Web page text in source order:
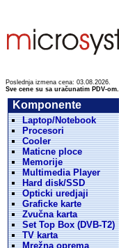
Poslednja izmena cena: 03.08.2026.
Sve cene su sa uračunatim PDV-om.
Komponente
Laptop/Notebook
Procesori
Cooler
Maticne ploce
Memorije
Multimedia Player
Hard disk/SSD
Opticki uredjaji
Graficke karte
Zvučna karta
Set Top Box (DVB-T2)
TV karta
Mrežna oprema